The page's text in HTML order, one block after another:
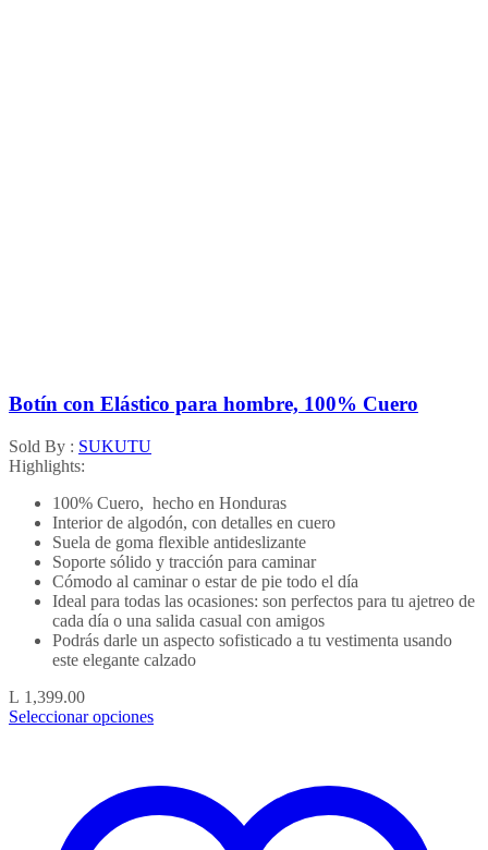
Botín con Elástico para hombre, 100% Cuero
Sold By : SUKUTU
Highlights:
100% Cuero, hecho en Honduras
Interior de algodón, con detalles en cuero
Suela de goma flexible antideslizante
Soporte sólido y tracción para caminar
Cómodo al caminar o estar de pie todo el día
Ideal para todas las ocasiones: son perfectos para tu ajetreo de
cada día o una salida casual con amigos
Podrás darle un aspecto sofisticado a tu vestimenta usando
este elegante calzado
L 1,399.00
Seleccionar opciones